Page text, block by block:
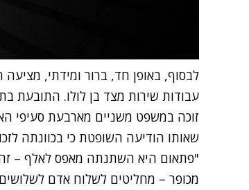
לבסוף, באופן חד, ברור ומידתי,
עבודות שירות מצד בן לולו. התובעת
זוכה במשפט משניים מארבעת סעיפי
שאותו הודיעה השופטת כי בכוונתה
"פתאום היא השתנתה מאפס לאלף – זה
מכופר – מחליטים לשלוח אדם